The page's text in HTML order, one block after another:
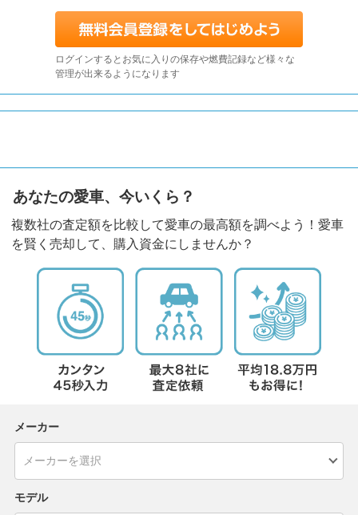
ログインするとお気に入りの保存や燃費記録など様々な
管理が出来るようになります
あなたの愛車、今いくら？
複数社の査定額を比較して愛車の最高額を調べよう！愛車
を賢く売却して、購入資金にしませんか？
メーカー
モデル